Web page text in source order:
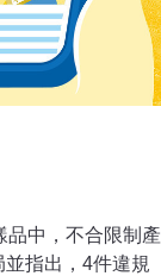
品中，不合限制產
指出，4件違規